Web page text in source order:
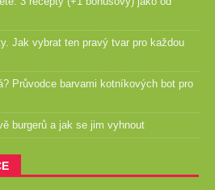
Jak vybrat ten pravý tvar pro každou
Průvodce barvami kotníkových bot pro
burgerů a jak se jim vyhnout